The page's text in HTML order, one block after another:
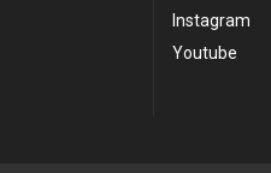
Instagram
Youtube